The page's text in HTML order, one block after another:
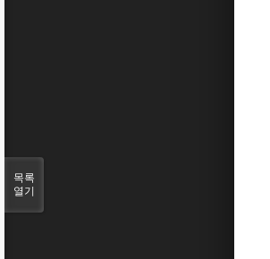
목록
열기